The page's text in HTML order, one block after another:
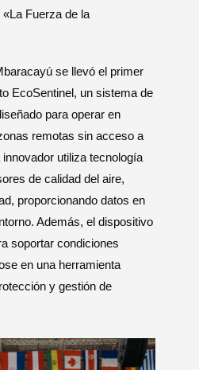
Fuerza de la
se llevó el primer
EcoSentinel, un sistema de
para operar en
remotas sin acceso a
utiliza tecnología
de calidad del aire,
proporcionando datos en
Además, el dispositivo
soportar condiciones
en una herramienta
y gestión de